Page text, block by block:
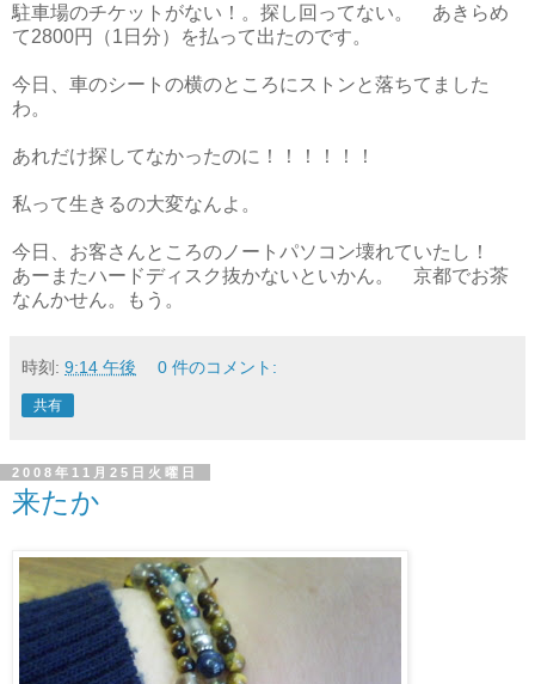
駐車場のチケットがない！。探し回ってない。 あきらめ
て2800円（1日分）を払って出たのです。
今日、車のシートの横のところにストンと落ちてました
わ。
あれだけ探してなかったのに！！！！！！
私って生きるの大変なんよ。
今日、お客さんところのノートパソコン壊れていたし！
あーまたハードディスク抜かないといかん。 京都でお茶
なんかせん。もう。
時刻: 9:14 午後 0 件のコメント:
共有
2008年11月25日火曜日
来たか